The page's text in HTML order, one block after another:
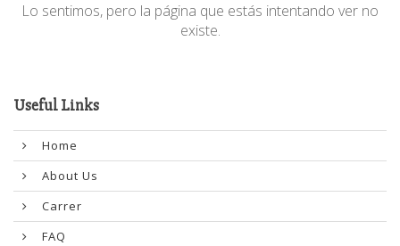
Lo sentimos, pero la página que estás intentando ver no
existe.
Useful Links
Home
About Us
Carrer
FAQ